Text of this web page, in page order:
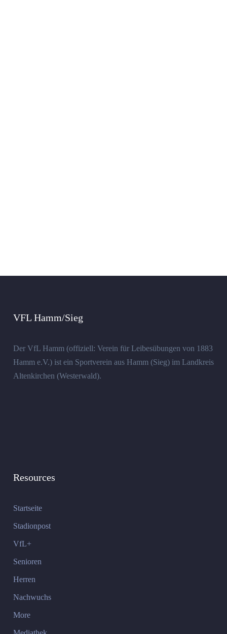
VFL Hamm/Sieg
Der VfL Hamm (offiziell: Verein für Leibesübungen von 1883
Hamm e.V.) ist ein Sportverein aus Hamm (Sieg) im Landkreis
Altenkirchen (Westerwald).
Resources
Startseite
Stadionpost
VfL+
Senioren
Herren
Nachwuchs
More